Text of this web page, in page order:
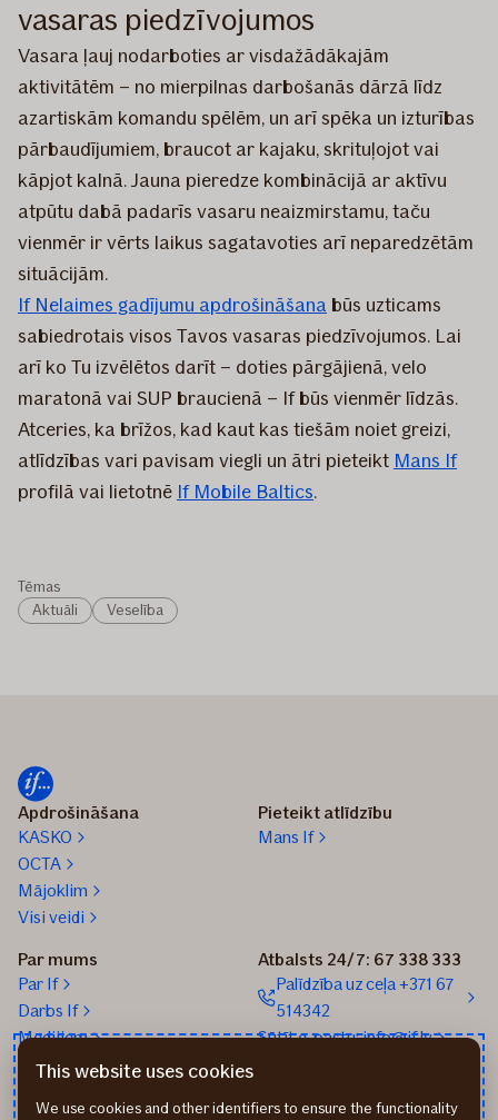
vasaras piedzīvojumos
Vasara ļauj nodarboties ar visdažādākajām
aktivitātēm – no mierpilnas darbošanās dārzā līdz
azartiskām komandu spēlēm, un arī spēka un izturības
pārbaudījumiem, braucot ar kajaku, skrituļojot vai
kāpjot kalnā. Jauna pieredze kombinācijā ar aktīvu
atpūtu dabā padarīs vasaru neaizmirstamu, taču
vienmēr ir vērts laikus sagatavoties arī neparedzētām
situācijām.
If Nelaimes gadījumu apdrošināšana būs uzticams
sabiedrotais visos Tavos vasaras piedzīvojumos. Lai
arī ko Tu izvēlētos darīt – doties pārgājienā, velo
maratonā vai SUP braucienā – If būs vienmēr līdzās.
Atceries, ka brīžos, kad kaut kas tiešām noiet greizi,
atlīdzības vari pavisam viegli un ātri pieteikt Mans If
profilā vai lietotnē If Mobile Baltics.
Tēmas
Aktuāli
Veselība
Apdrošināšana
KASKO
OCTA
Mājoklim
Visi veidi
Pieteikt atlīdzību
Mans If
Par mums
Par If
Darbs If
Medijiem
Blogs
Atbalsts 24/7: 67 338 333
Palīdzība uz ceļa +371 67
514342
Sūtīt e-pastu: info@if.lv
This website uses cookies
We use cookies and other identifiers to ensure the functionality